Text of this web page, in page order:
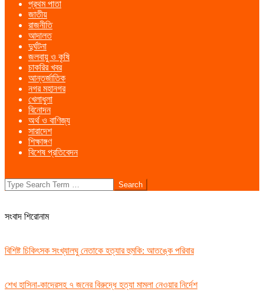
Menu
প্রথম পাতা
জাতীয়
রাজনীতি
আদালত
দুর্ঘটনা
জলবায়ু ও কৃষি
চাকরির খবর
আন্তর্জাতিক
নগর মহানগর
খেলাধুলা
বিনোদন
অর্থ ও বাণিজ্য
সারাদেশ
শিক্ষাঙ্গণ
বিশেষ প্রতিবেদন
Search
সংবাদ শিরোনাম
বিশিষ্ট চিকিৎসক সংখ্যালঘু নেতাকে হত্যার হুমকি: আতঙ্কে পরিবার
শেখ হাসিনা-কাদেরসহ ৭ জনের বিরুদ্ধে হত্যা মামলা নেওয়ার নির্দেশ